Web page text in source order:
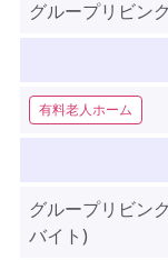
グループリビン
有料老人ホーム
グループリビン
バイト)